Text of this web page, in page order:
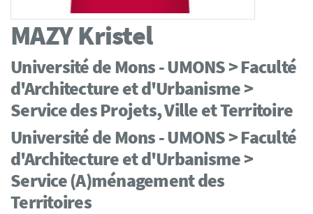
MAZYKristel
Université de Mons - UMONS > Faculté
d'Architecture et d'Urbanisme >
Service des Projets, Ville et Territoire
Université de Mons - UMONS > Faculté
d'Architecture et d'Urbanisme >
Service (A)ménagement des
Territoires